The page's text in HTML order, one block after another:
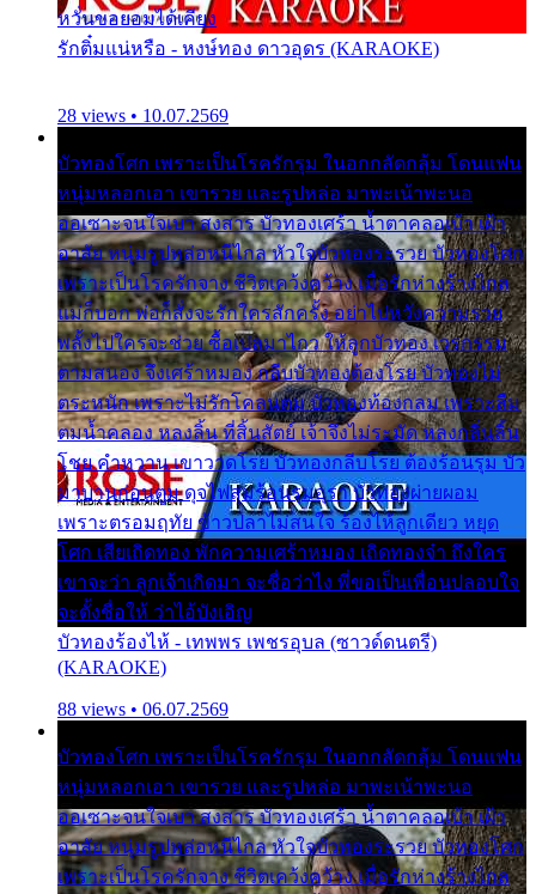
หวั่นขอยอมได้เคียง
รักติ๋มแน่หรือ - หงษ์ทอง ดาวอุดร (KARAOKE)
28 views • 10.07.2569
บัวทองโศก เพราะเป็นโรครักรุม ในอกกลัดกลุ้ม โดนแฟน
หนุ่มหลอกเอา เขารวย และรูปหล่อ มาพะเน้าพะนอ
ออเซาะจนใจเบา สงสาร บัวทองเศร้า น้ำตาคลอเบ้า เฝ้า
อาลัย หนุ่มรูปหล่อหนีไกล หัวใจบัวทองระรวย บัวทองโศก
เพราะเป็นโรครักจาง ชีวิตเคว้งคว้าง เมื่อรักห่างร้างไกล
แม่ก็บอก พ่อก็สั่งจะรักใครสักครั้ง อย่าไปหวังความรวย
พลั้งไปใครจะช่วย ซื้อเปลมาไกว ให้ลูกบัวทอง เวรกรรม
ตามสนอง จึงเศร้าหมอง กลีบบัวทองต้องโรย บัวทองไม่
ตระหนัก เพราะไม่รักโคลนตม บัวทองท้องกลม เพราะลืม
ตมน้ำคลอง หลงลิ้น ที่สิ้นสัตย์ เจ้าจึงไม่ระมัด หลงกลิ่นลิ้น
โชย คำหวาน เขาวาดโรย บัวทองกลีบโรย ต้องร้อนรุม บัว
มาบานก่อนตูม ดุจไฟสุมร้อนรุมอุรา บัวทองผ่ายผอม
เพราะตรอมฤทัย ข้าวปลาไม่สนใจ ร้องไห้ลูกเดียว หยุด
โศก เสียเถิดทอง พักความเศร้าหมอง เถิดทองจ๋า ถึงใคร
เขาจะว่า ลูกเจ้าเกิดมา จะชื่อว่าไง พี่ขอเป็นเพื่อนปลอบใจ
จะตั้งชื่อให้ ว่าไอ้บังเอิญ
บัวทองร้องไห้ - เทพพร เพชรอุบล (ซาวด์ดนตรี)
(KARAOKE)
88 views • 06.07.2569
บัวทองโศก เพราะเป็นโรครักรุม ในอกกลัดกลุ้ม โดนแฟน
หนุ่มหลอกเอา เขารวย และรูปหล่อ มาพะเน้าพะนอ
ออเซาะจนใจเบา สงสาร บัวทองเศร้า น้ำตาคลอเบ้า เฝ้า
อาลัย หนุ่มรูปหล่อหนีไกล หัวใจบัวทองระรวย บัวทองโศก
เพราะเป็นโรครักจาง ชีวิตเคว้งคว้าง เมื่อรักห่างร้างไกล